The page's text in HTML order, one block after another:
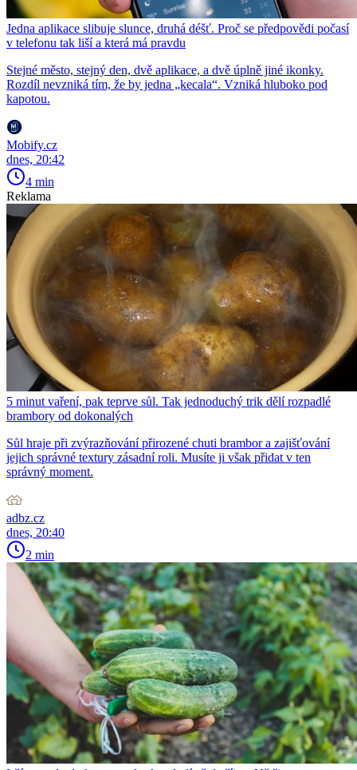
Jedna aplikace slibuje slunce, druhá déšť. Proč se předpovědi počasí
v telefonu tak liší a která má pravdu
Stejné město, stejný den, dvě aplikace, a dvě úplně jiné ikonky.
Rozdíl nevzniká tím, že by jedna „kecala“. Vzniká hluboko pod
kapotou.
Mobify.cz
dnes, 20:42
4 min
Reklama
5 minut vaření, pak teprve sůl. Tak jednoduchý trik dělí rozpadlé
brambory od dokonalých
Sůl hraje při zvýrazňování přirozené chuti brambor a zajišťování
jejich správné textury zásadní roli. Musíte ji však přidat v ten
správný moment.
adbz.cz
dnes, 20:40
2 min